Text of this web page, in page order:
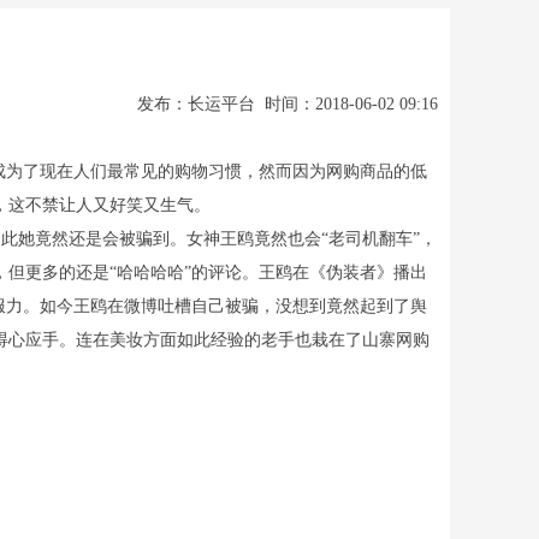
发布：长运平台 时间：2018-06-02 09:16
了现在人们最常见的购物习惯，然而因为网购商品的低
不禁让人又好笑又生气。
竟然还是会被骗到。女神王鸥竟然也会“老司机翻车”，
更多的还是“哈哈哈哈”的评论。王鸥在《伪装者》播出
。如今王鸥在微博吐槽自己被骗，没想到竟然起到了舆
应手。连在美妆方面如此经验的老手也栽在了山寨网购